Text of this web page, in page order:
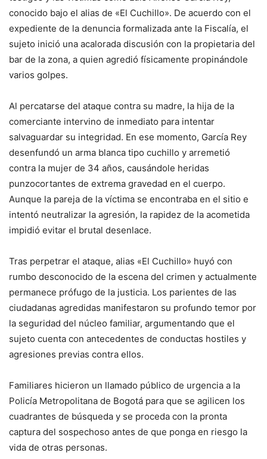
conocido bajo el alias de «El Cuchillo». De acuerdo con el
expediente de la denuncia formalizada ante la Fiscalía, el
sujeto inició una acalorada discusión con la propietaria del
bar de la zona, a quien agredió físicamente propinándole
varios golpes.
Al percatarse del ataque contra su madre, la hija de la
comerciante intervino de inmediato para intentar
salvaguardar su integridad. En ese momento, García Rey
desenfundó un arma blanca tipo cuchillo y arremetió
contra la mujer de 34 años, causándole heridas
punzocortantes de extrema gravedad en el cuerpo.
Aunque la pareja de la víctima se encontraba en el sitio e
intentó neutralizar la agresión, la rapidez de la acometida
impidió evitar el brutal desenlace.
Tras perpetrar el ataque, alias «El Cuchillo» huyó con
rumbo desconocido de la escena del crimen y actualmente
permanece prófugo de la justicia. Los parientes de las
ciudadanas agredidas manifestaron su profundo temor por
la seguridad del núcleo familiar, argumentando que el
sujeto cuenta con antecedentes de conductas hostiles y
agresiones previas contra ellos.
Familiares hicieron un llamado público de urgencia a la
Policía Metropolitana de Bogotá para que se agilicen los
cuadrantes de búsqueda y se proceda con la pronta
captura del sospechoso antes de que ponga en riesgo la
vida de otras personas.